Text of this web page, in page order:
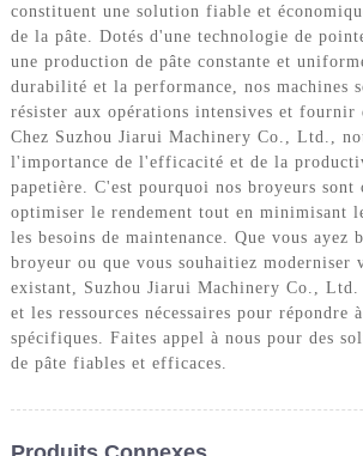
constituent une solution fiable et
de la pâte. Dotés d'une technologie de
une production de pâte constante et
durabilité et la performance, nos machines
résister aux opérations intensives et fournir
Chez Suzhou Jiarui Machinery Co., Ltd.,
l'importance de l'efficacité et de la
papetière. C'est pourquoi nos broyeurs sont
optimiser le rendement tout en minimisant
les besoins de maintenance. Que vous ayez
broyeur ou que vous souhaitiez moderniser
existant, Suzhou Jiarui Machinery Co., Ltd.
et les ressources nécessaires pour répondre
spécifiques. Faites appel à nous pour des
de pâte fiables et efficaces.